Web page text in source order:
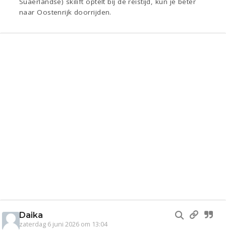
naar Oostenrijk doorrijden.
Daika
zaterdag 6 juni 2026 om 13:04